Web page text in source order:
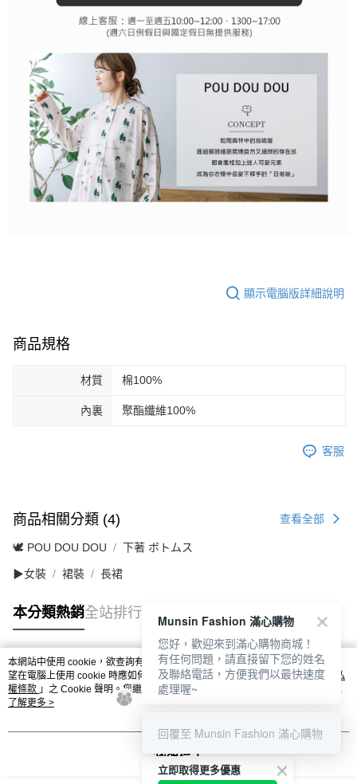
顯示電腦版詳細說明
商品規格
材質 棉100%
內裏 聚酯纖維100%
客服
商品相關分類 (4) 查看全部
🕊️ POU DOU DOU 下著 ボトムス
▶女裝 裙裝 長裙
本分類熱銷全站排行
熱門標籤
本網站中使用 cookie，欲查詢有關本網站使用 cookie 方式之詳情，及若您不希
望在電腦上使用 cookie 時應如何變更電腦的 cookie 設定，請參閱本網站「
隱私
權條款 」之 Cookie 聲明。您繼續使用本網站即表示您同意本公司得按本網站使
用條款之 Cookie 聲明使用 cookie。
了解更多 >
我知道了
立即取得更多優惠
Munsin Fashion 滿心購物
您好，歡迎來到滿心購物商城！
有任何問題，請直接留下您的姓名
及聯絡電話，方便我們以最快速度
處理喔~
回覆至 Munsin Fashion 滿心購物